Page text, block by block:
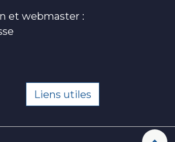
et webmaster :
Liens utiles